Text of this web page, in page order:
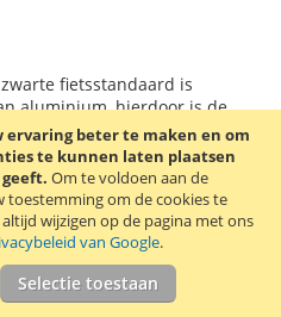
ervaring beter te maken en om
te kunnen laten plaatsen
Om te voldoen aan de
toestemming om de cookies te
wijzigen op de pagina met ons
van Google.
Selectie toestaan
fietsstandaard is
aluminium, hierdoor is de
licht en toch sterk.Lees
verstelbaar 24-28 inch Lynx
, excl.verzendkosten